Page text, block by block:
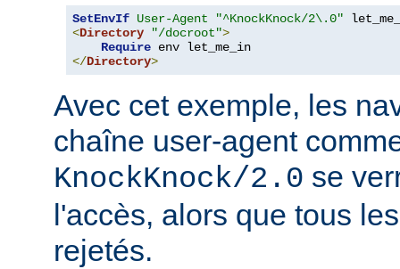
SetEnvIf User-Agent
"^KnockKnock/2\.0"
<Directory "/docroot">
Require
</Directory>
Avec cet exemple, les
chaîne user-agent
KnockKnock/2.0 se
l'accès, alors que tous
rejetés.